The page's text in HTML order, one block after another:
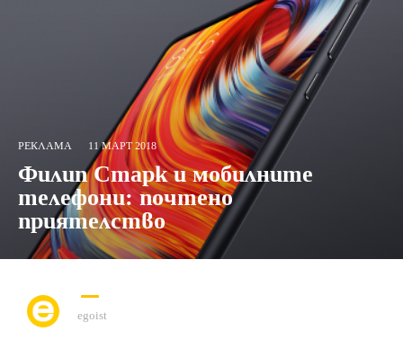
РЕКЛАМА 11 МАРТ 2018
Филип Старк и мобилните
телефони: почтено
приятелство
egoist